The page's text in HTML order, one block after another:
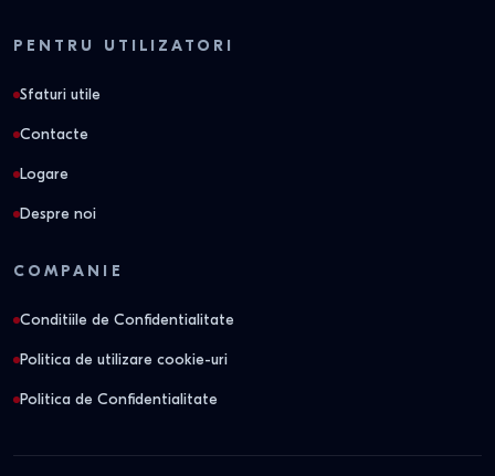
PENTRU UTILIZATORI
Sfaturi utile
Contacte
Logare
Despre noi
COMPANIE
Conditiile de Confidentialitate
Politica de utilizare cookie-uri
Politica de Confidentialitate